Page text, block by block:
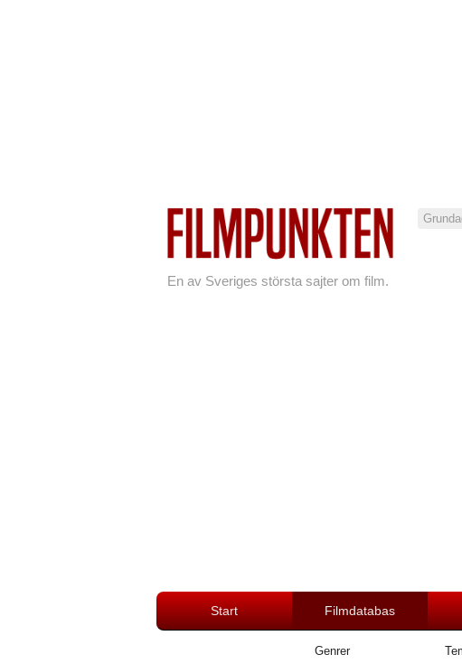
En av Sveriges största sajter om film.
Start Filmdatabas
Genrer